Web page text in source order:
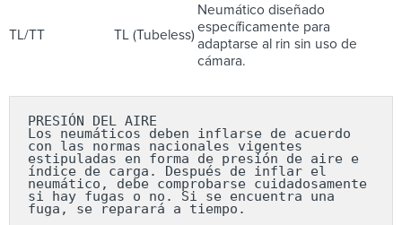
TL/TT TL (Tubeless)
Neumático diseñado
específicamente para
adaptarse al rin sin uso de
cámara.
PRESIÓN DEL AIRE
Los neumáticos deben inflarse de acuerdo
con las normas nacionales vigentes
estipuladas en forma de presión de aire e
índice de carga. Después de inflar el
neumático, debe comprobarse cuidadosamente
si hay fugas o no. Si se encuentra una
fuga, se reparará a tiempo.